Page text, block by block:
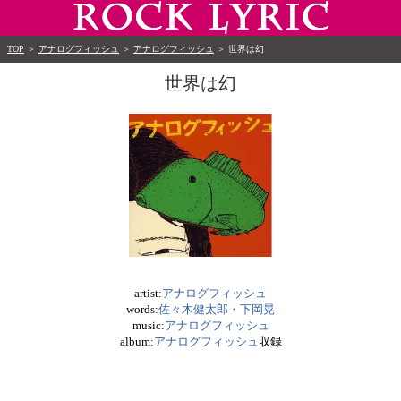
TOP ＞ アナログフィッシュ ＞ アナログフィッシュ ＞ 世界は幻
世界は幻
artist:アナログフィッシュ
words:佐々木健太郎・下岡晃
music:アナログフィッシュ
album:アナログフィッシュ 収録